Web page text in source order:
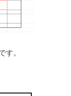
す。